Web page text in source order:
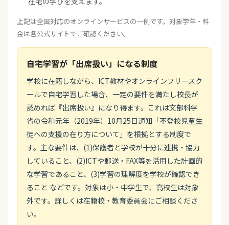
上記は全国対応のオンラインサービスの一例です。対象学年・料
金は各公式サイトでご確認ください。
自宅学習が「出席扱い」になる制度
学校に在籍しながら、ICT教材やオンラインフリースク
ールで自宅学習した場合、一定の要件を満たし校長が
認めれば『出席扱い』になり得ます。これは文部科学
省の令和元年（2019年）10月25日通知「不登校児童生
徒への支援の在り方について」を根拠とする制度で
す。主な要件は、(1)保護者と学校が十分に連携・協力
していること、(2)ICTや郵送・FAX等を活用した計画的
な学習であること、(3)学習の理解度を学校が確認でき
ること などです。対象は小・中学生で、高校生は対象
外です。詳しくは在籍校・教育委員会にご相談くださ
い。